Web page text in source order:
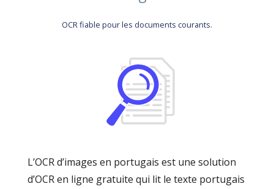
OCR fiable pour les documents courants.
L’OCR d’images en portugais est une solution
d’OCR en ligne gratuite qui lit le texte portugais